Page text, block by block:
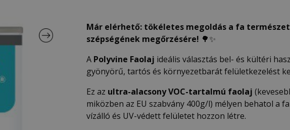
Már elérhető: tökéletes megoldás a fa
szépségének megőrzésére! 🌳✨
A Polyvine Faolaj ideális választás bel- és kültéri
gyönyörű, tartós és környezetbarát felületkezelést
Ez az ultra-alacsony VOC-tartalmú faolaj
miközben az EU szabvány 400g/l) mélyen behatol a
vízálló és UV-védett felületet hozzon létre.